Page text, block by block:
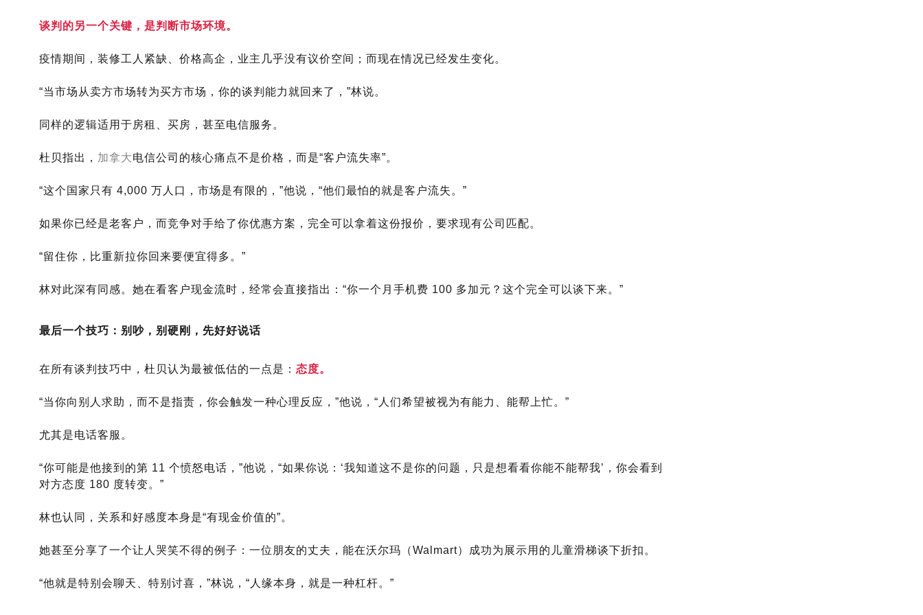
谈判的另一个关键，是判断市场环境。
疫情期间，装修工人紧缺、价格高企，业主几乎没有议价空间；而现在情况已经发生变化。
“当市场从卖方市场转为买方市场，你的谈判能力就回来了，”林说。
同样的逻辑适用于房租、买房，甚至电信服务。
杜贝指出， 加拿大电信公司的核心痛点不是价格，而是“客户流失率”。
“这个国家只有 4,000 万人口，市场是有限的，”他说，“他们最怕的就是客户流失。”
如果你已经是老客户，而竞争对手给了你优惠方案，完全可以拿着这份报价，要求现有公司匹配。
“留住你，比重新拉你回来要便宜得多。”
林对此深有同感。她在看客户现金流时，经常会直接指出：“你一个月手机费 100 多加元？这个完全可以谈下来。”
最后一个技巧：别吵，别硬刚，先好好说话
在所有谈判技巧中，杜贝认为最被低估的一点是： 态度。
“当你向别人求助，而不是指责，你会触发一种心理反应，”他说，“人们希望被视为有能力、能帮上忙。”
尤其是电话客服。
“你可能是他接到的第 11 个愤怒电话，”他说，“如果你说：‘我知道这不是你的问题，只是想看看你能不能帮我’，你会看到
对方态度 180 度转变。”
林也认同，关系和好感度本身是“有现金价值的”。
她甚至分享了一个让人哭笑不得的例子：一位朋友的丈夫，能在沃尔玛（Walmart）成功为展示用的儿童滑梯谈下折扣。
“他就是特别会聊天、特别讨喜，”林说，“人缘本身，就是一种杠杆。”